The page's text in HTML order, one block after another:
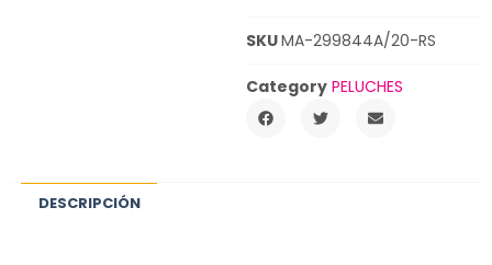
SKUMA-299844A/20-RS
Category PELUCHES
DESCRIPCIÓN